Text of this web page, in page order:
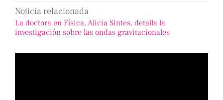
Noticia relacionada
La doctora en Física, Alicia Sintes, detalla la
investigación sobre las ondas gravitacionales